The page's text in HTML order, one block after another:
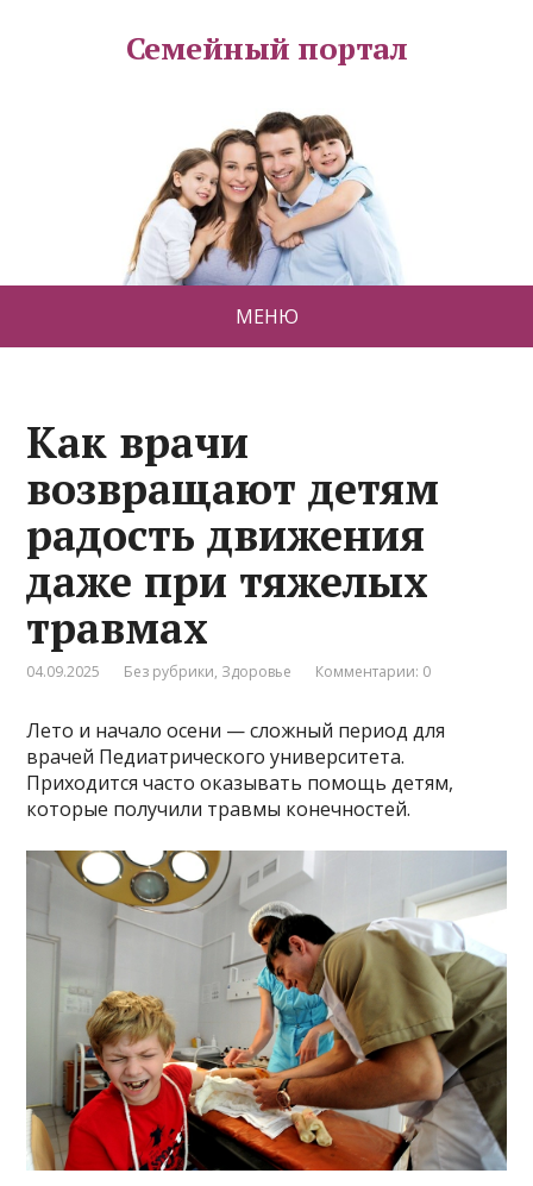
Семейный портал
МЕНЮ
Как врачи
возвращают детям
радость движения
даже при тяжелых
травмах
04.09.2025 Без рубрики, Здоровье Комментарии: 0
Лето и начало осени — сложный период для
врачей Педиатрического университета.
Приходится часто оказывать помощь детям,
которые получили травмы конечностей.